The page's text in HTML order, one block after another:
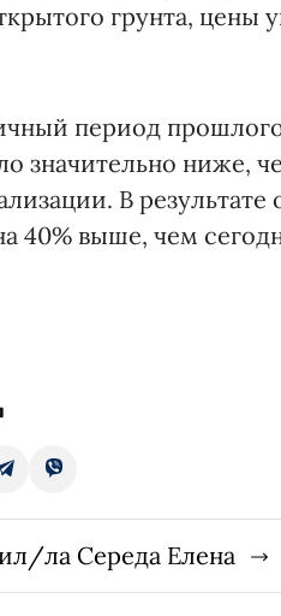
грунта, цены
период
значительно ниже,
В
40% выше, чем
ла Середа Елена